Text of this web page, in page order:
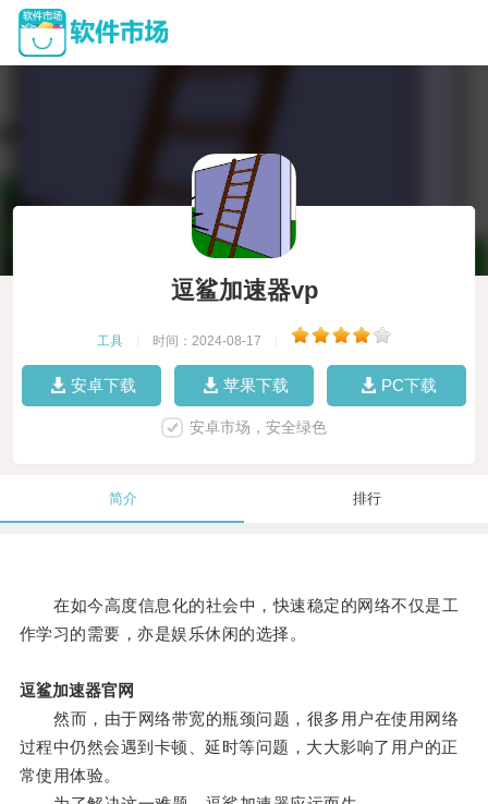
逗鲨加速器vp
工具 时间：2024-08-17
安卓下载 苹果下载 PC下载
安卓市场，安全绿色
简介 排行
在如今高度信息化的社会中，快速稳定的网络不仅是工
作学习的需要，亦是娱乐休闲的选择。
逗鲨加速器官网
然而，由于网络带宽的瓶颈问题，很多用户在使用网络
过程中仍然会遇到卡顿、延时等问题，大大影响了用户的正
常使用体验。